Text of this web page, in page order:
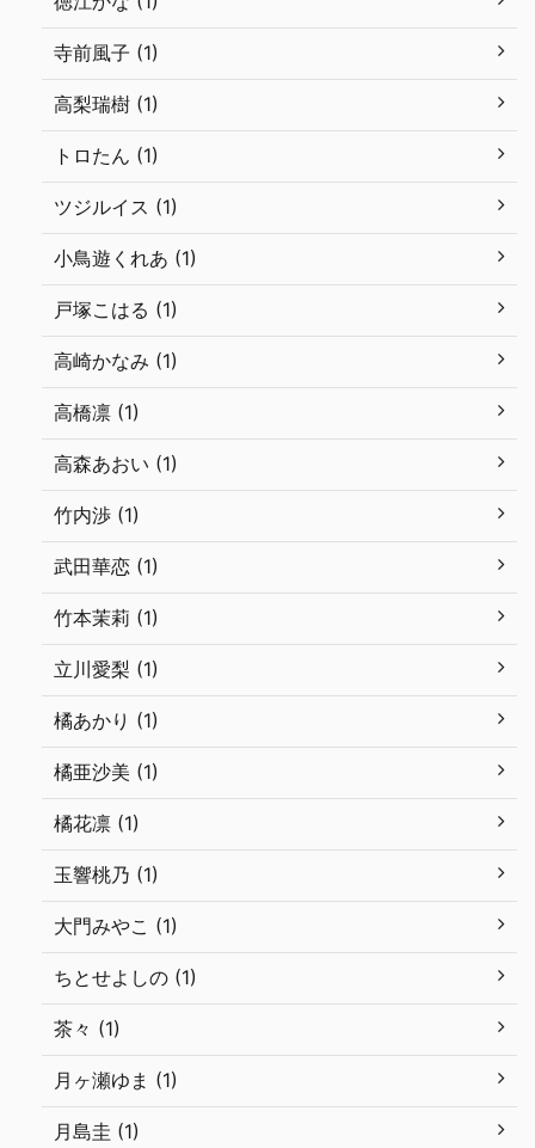
寺前風子 (1)
高梨瑞樹 (1)
トロたん (1)
ツジルイス (1)
小鳥遊くれあ (1)
戸塚こはる (1)
高崎かなみ (1)
高橋凛 (1)
高森あおい (1)
竹内渉 (1)
武田華恋 (1)
竹本茉莉 (1)
立川愛梨 (1)
橘あかり (1)
橘亜沙美 (1)
橘花凛 (1)
玉響桃乃 (1)
大門みやこ (1)
ちとせよしの (1)
茶々 (1)
月ヶ瀬ゆま (1)
月島圭 (1)